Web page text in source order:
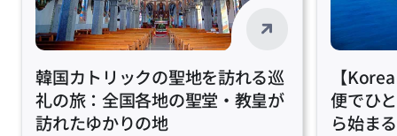
韓国カトリックの聖地を訪れる巡
礼の旅：全国各地の聖堂・教皇が
訪れたゆかりの地
【
便でひ
ら始ま